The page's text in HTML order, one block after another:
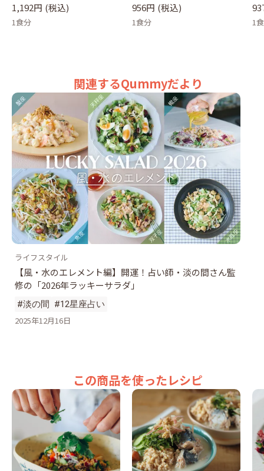
1,192円 (税込)
1食分
956円 (税込)
1食分 1
関連するQummyだより
ライフスタイル
【風・水のエレメント編】開運！占い師・淡の間さん監
修の「2026年ラッキーサラダ」
#淡の間 #12星座占い
2025年12月16日
この商品を使ったレシピ